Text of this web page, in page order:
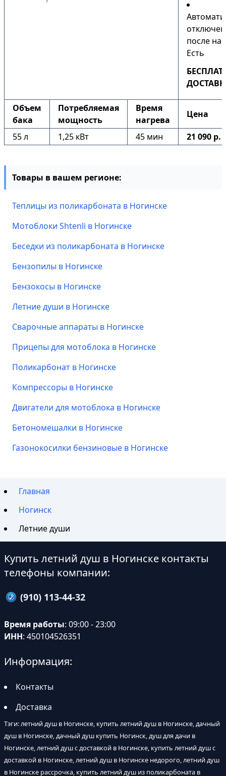
после
Есть
Объем
бака
Потребляемая
мощность
Время
нагрева
Цена
55 л 1,25 кВт 45 мин 21 090 р.
Товары в вашем регионе:
Теплицы из поликарбоната в Ногинске
Мотоблоки Shtenli в Ногинске
Беседки из поликарбоната в Ногинске
Бензопилы в Ногинске
Бензокосы в Ногинске
Летние души в Ногинске
Сварочные аппараты в Ногинске
Прицепы для мотоблока в Ногинске
Поликарбонат в Ногинске
Компрессоры в Ногинске
Двигатели для мотоблока в Ногинске
Бетономешалки в Ногинске
Газонокосилки бензиновые в Ногинске
Главная
Ногинск
Летние души
Купить летний душ в Ногинске контакты
телефоны компании:
(910) 113-44-32
Время работы: 09:00 - 23:00
ИНН: 450104526351
Информация:
Контакты
Доставка
Тэги: летний душ в Ногинске, купить летний душ в Ногинске, дачный
душ в Ногинске, дачный душ купить Ногинск, душ для дачи в
Ногинске, летний душ с доставкой в Ногинске, купить летний душ с
доставкой в Ногинске, летний душ в Ногинске недорого, летний душ
в Ногинске рассрочка, купить летний душ из поликарбоната в